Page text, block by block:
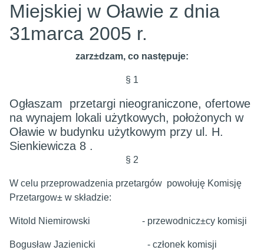
Miejskiej w Oławie z dnia
31marca 2005 r.
zarz±dzam, co następuje:
§ 1
Ogłaszam przetargi nieograniczone, ofertowe
na wynajem lokali użytkowych, położonych w
Oławie w budynku użytkowym przy ul. H.
Sienkiewicza 8 .
§ 2
W celu przeprowadzenia przetargów powołuję Komisję
Przetargow± w składzie:
Witold Niemirowski - przewodnicz±cy komisji
Bogusław Jazienicki - członek komisji